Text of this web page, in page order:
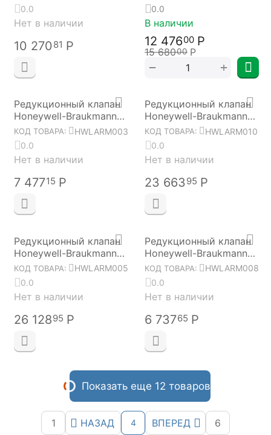
0.0
Нет в наличии
10 27081 Р
0.0
В наличии
12 47600 Р
15 68000 Р
+
−
Редукционный клапан
Honeywell-Braukmann
D06F-1/2"B HWLARM003
КОД ТОВАРА:
HWLARM003
0.0
Нет в наличии
7 47715 Р
Редукционный клапан
Honeywell-Braukmann
D06F-2"A HWLARM010
КОД ТОВАРА:
HWLARM010
0.0
Нет в наличии
23 66395 Р
Редукционный клапан
Honeywell-Braukmann
D06F-2"B HWLARM005
КОД ТОВАРА:
HWLARM005
0.0
Нет в наличии
26 12895 Р
Редукционный клапан
Honeywell-Braukmann
D06F-3/4"A HWLARM008
КОД ТОВАРА:
HWLARM008
0.0
Нет в наличии
6 73765 Р
Показать еще 12 товаров
1 НАЗАД 4 ВПЕРЕД 6